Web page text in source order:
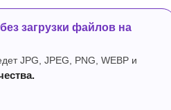
без загрузки файлов на
JPG, JPEG, PNG, WEBP и